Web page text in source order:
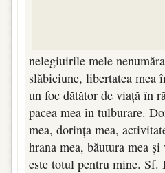
nelegiuirile mele
slăbiciune, libertatea mea
un foc dătător de viață în
pacea mea în tulburare.
mea, dorința mea,
hrana mea, băutura mea
este totul pentru mine.